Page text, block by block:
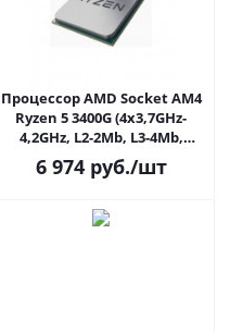
Процессор AMD Socket AM4
Ryzen 5 3400G (4x3,7GHz-
4,2GHz, L2-2Mb, L3-4Mb,
Radeon RX Vega 11, 12nm,
65W)
6 974руб./шт